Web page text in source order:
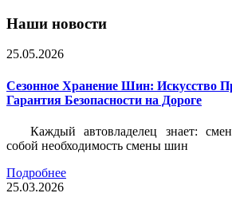
Наши новости
25.05.2026
Сезонное Хранение Шин: Искусство
Гарантия Безопасности на Дороге
Каждый автовладелец знает:
собой необходимость смены шин
Подробнее
25.03.2026